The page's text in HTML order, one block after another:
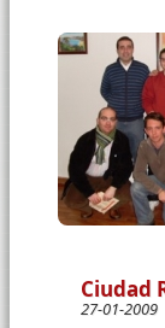
Ciudad
27-01-2009